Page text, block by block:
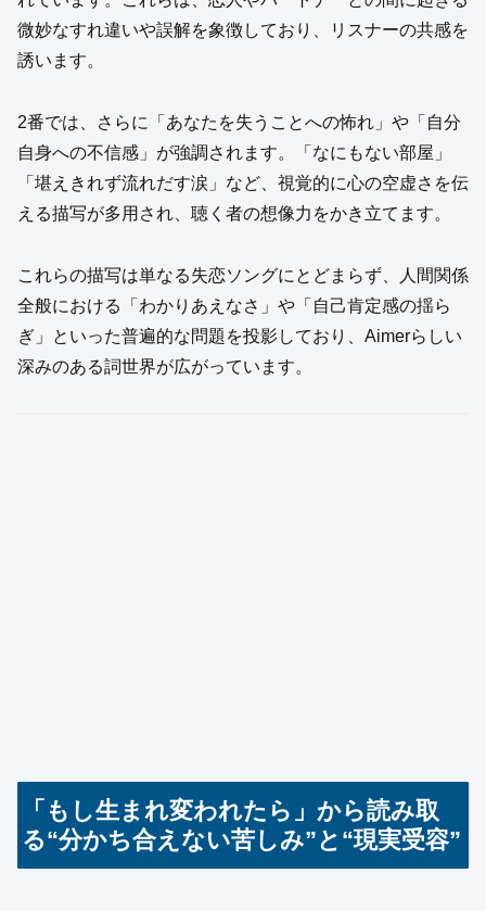
微妙なすれ違いや誤解を象徴しており、リスナーの共感を
誘います。
2番では、さらに「あなたを失うことへの怖れ」や「自分
自身への不信感」が強調されます。「なにもない部屋」
「堪えきれず流れだす涙」など、視覚的に心の空虚さを伝
える描写が多用され、聴く者の想像力をかき立てます。
これらの描写は単なる失恋ソングにとどまらず、人間関係
全般における「わかりあえなさ」や「自己肯定感の揺ら
ぎ」といった普遍的な問題を投影しており、Aimerらしい
深みのある詞世界が広がっています。
「もし生まれ変われたら」から読み取
る“分かち合えない苦しみ”と“現実受容”